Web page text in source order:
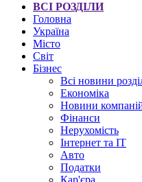
ВСІ РОЗДІЛИ
Головна
Україна
Місто
Світ
Бізнес
Всі новини
Економіка
Новини
Фінанси
Нерухомість
Інтернет та IT
Авто
Податки
Кар'єра